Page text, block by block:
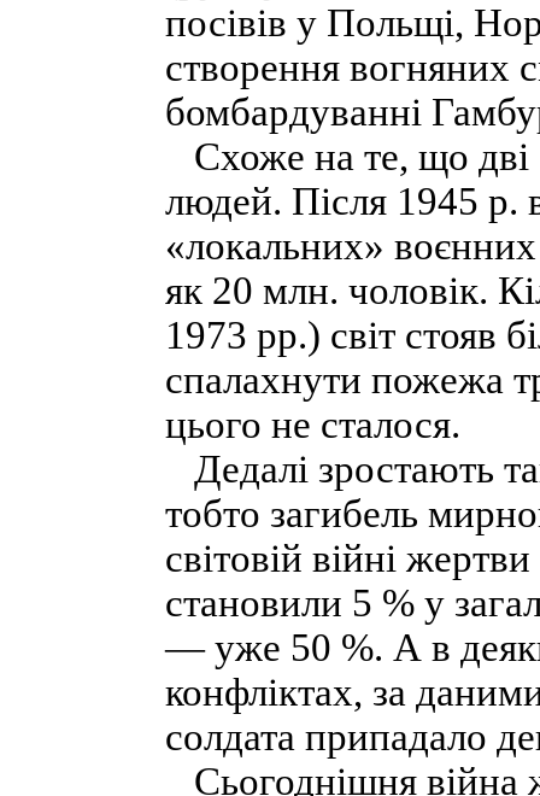
посівів у Польщі,
створення вогняних
бомбардуванні
Схоже на те, що дві
людей. Після 1945 р.
«локальних» воєнних
як 20 млн. чоловік.
1973 рр.) світ стояв
спалахнути пожежа
цього не сталося.
Дедалі зростають
тобто загибель
світовій війні
становили 5 % у
— уже 50 %. А в
конфліктах, за
солдата припадало
Сьогоднішня війна